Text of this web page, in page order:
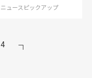
ニュースピックアップ
4